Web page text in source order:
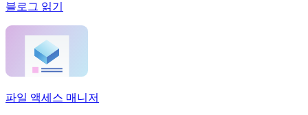
블로그 읽기
파일 액세스 매니저